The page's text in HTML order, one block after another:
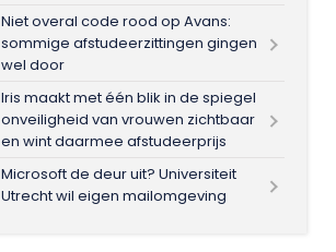
Niet overal code rood op Avans:
sommige afstudeerzittingen gingen
wel door
Iris maakt met één blik in de spiegel
onveiligheid van vrouwen zichtbaar
en wint daarmee afstudeerprijs
Microsoft de deur uit? Universiteit
Utrecht wil eigen mailomgeving